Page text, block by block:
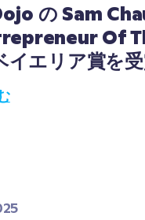
の Sam
Of
イエリア賞を